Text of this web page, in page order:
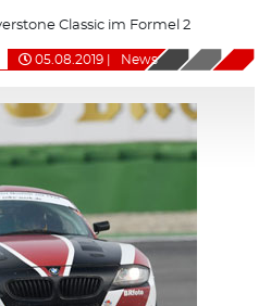
Classic im Formel 2
05.08.2019 News